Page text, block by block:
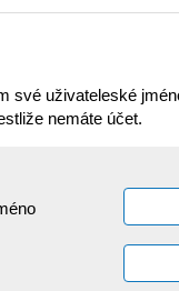
své uživateleské
nemáte účet.